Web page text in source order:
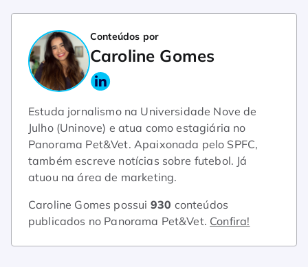
Conteúdos por
Caroline Gomes
Estuda jornalismo na Universidade Nove de
Julho (Uninove) e atua como estagiária no
Panorama Pet&Vet. Apaixonada pelo SPFC,
também escreve notícias sobre futebol. Já
atuou na área de marketing.
Caroline Gomes possui 930 conteúdos
publicados no Panorama Pet&Vet. Confira!